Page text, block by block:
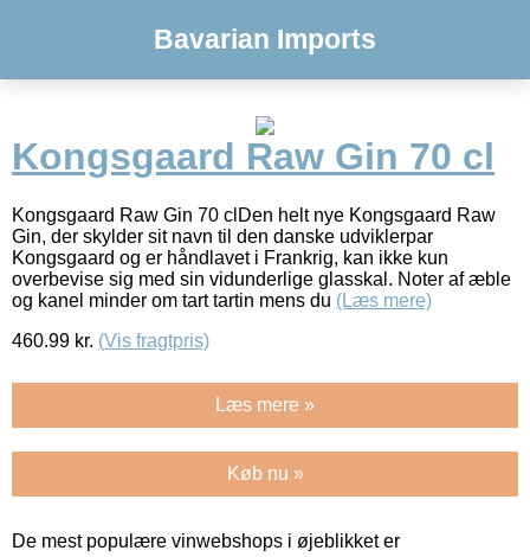
Bavarian Imports
Kongsgaard Raw Gin 70 cl
Kongsgaard Raw Gin 70 clDen helt nye Kongsgaard Raw
Gin, der skylder sit navn til den danske udviklerpar
Kongsgaard og er håndlavet i Frankrig, kan ikke kun
overbevise sig med sin vidunderlige glasskal. Noter af æble
og kanel minder om tart tartin mens du (Læs mere)
460.99 kr. (Vis fragtpris)
Læs mere »
Køb nu »
De mest populære vinwebshops i øjeblikket er